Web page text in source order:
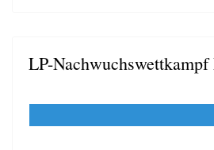
LP-Nachwuchswettkampf